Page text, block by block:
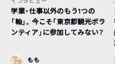
学業・仕事以外のもう1つの
「軸」。今こそ「東京都観光ボラ
ンティア」に参加してみない？
もも